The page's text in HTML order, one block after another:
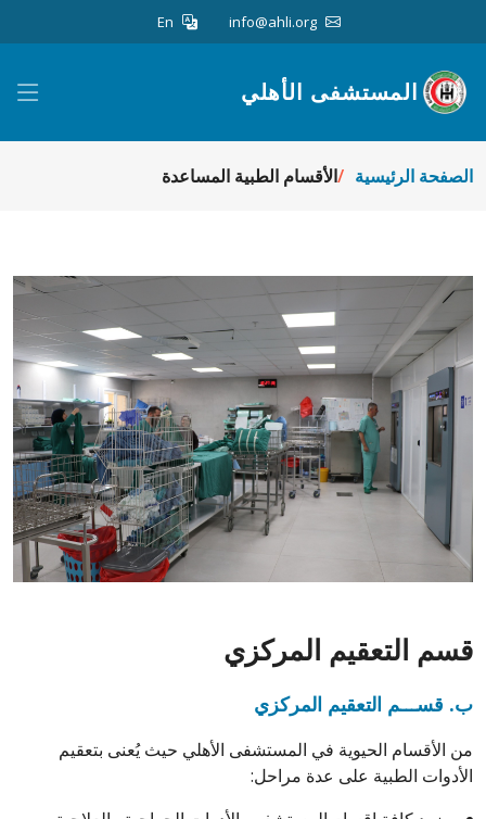
info@ahli.org
En
المستشفى الأهلي
الصفحة الرئيسية الأقسام الطبية المساعدة
قسم التعقيم المركزي
ب. قســـم التعقيم المركزي
من الأقسام الحيوية في المستشفى الأهلي حيث يُعنى بتعقيم
الأدوات الطبية على عدة مراحل: